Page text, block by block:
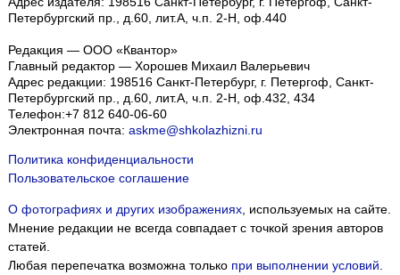
Петербургский пр., д.60, лит.А, ч.п. 2-Н, оф.440
Редакция — ООО «Квантор»
Главный редактор — Хорошев Михаил Валерьевич
Адрес редакции: 198516 Санкт-Петербург, г. Петергоф Санкт-
Петербургский пр., д.60, лит.А, ч.п. 2-Н, оф.432, 434
Телефон:+7 812 640-06-60
Электронная почта: askme@shkolazhizni.ru
Политика конфиденциальности
Пользовательское соглашение
О фотографиях и других изображениях, используемых на сайте.
Мнение редакции не всегда совпадает с точкой зрения авторов
статей.
Любая перепечатка возможна только при выполнении условий